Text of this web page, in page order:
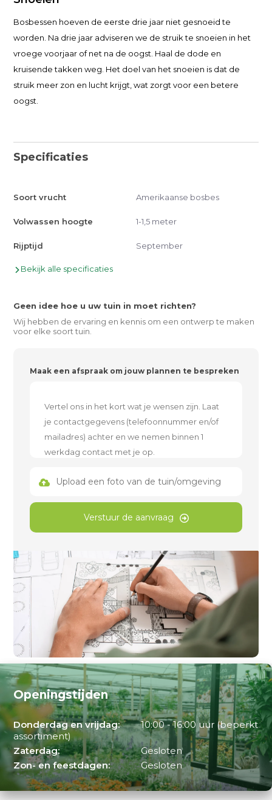
Bosbessen hoeven de eerste drie jaar niet gesnoeid te
worden. Na drie jaar adviseren we de struik te snoeien in het
vroege voorjaar of net na de oogst. Haal de dode en
kruisende takken weg. Het doel van het snoeien is dat de
struik meer zon en lucht krijgt, wat zorgt voor een betere
oogst.
Specificaties
Soort vrucht Amerikaanse bosbes
Volwassen hoogte 1-1,5 meter
Rijptijd September
Bekijk alle specificaties
Geen idee hoe u uw tuin in moet richten?
Wij hebben de ervaring en kennis om een ontwerp te maken
voor elke soort tuin.
Maak een afspraak om jouw plannen te bespreken
Upload een foto van de tuin/omgeving
Verstuur de aanvraag
Openingstijden
Donderdag en vrijdag:
10:00 - 16:00 uur (beperkt
assortiment)
Zaterdag:
Gesloten
Zon- en feestdagen:
Gesloten